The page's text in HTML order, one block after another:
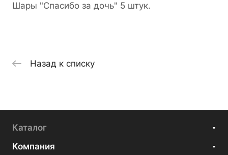
Шары "Спасибо за дочь" 5 штук.
Назад к списку
Каталог
Компания